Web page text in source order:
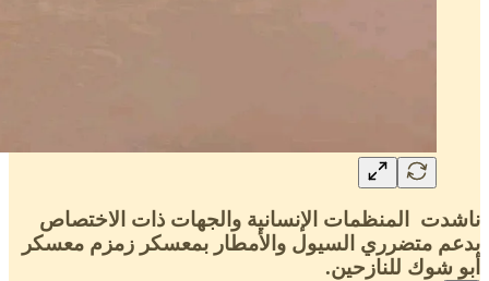
ناشدت المنظمات الإنسانية والجهات ذات الاختصاص
بدعم متضرري السيول والأمطار بمعسكر زمزم معسكر
أبو شوك للنازحين.